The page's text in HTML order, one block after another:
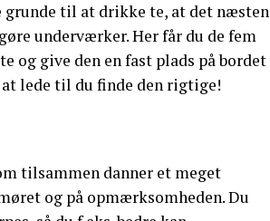
grunde til at drikke te, at det næsten
underværker. Her får du de fem
og give den en fast plads på bordet
lede til du finde den rigtige!
tilsammen danner et meget
og på opmærksomheden. Du